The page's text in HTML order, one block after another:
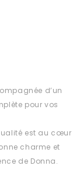
d’un
pour vos
est au cœur
charme et
de Donna.